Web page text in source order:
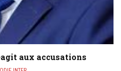
aux accusations